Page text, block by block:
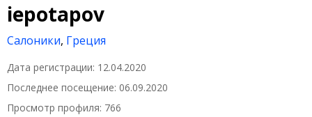
iepotapov
Салоники, Греция
Дата регистрации: 12.04.2020
Последнее посещение: 06.09.2020
Просмотр профиля: 766